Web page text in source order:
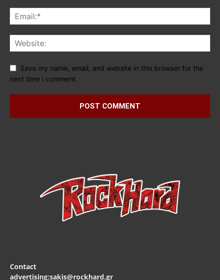
Save my name, email, and website in this browser for the
next time I comment.
Contact
advertising:sakis@rockhard.gr